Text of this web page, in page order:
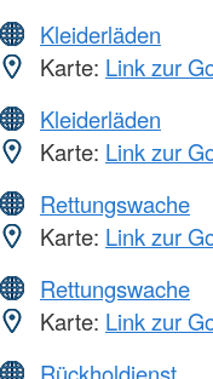
Kleiderläden
Karte: Link zur
Kleiderläden
Karte: Link zur
Rettungswache
Karte: Link zur
Rettungswache
Karte: Link zur